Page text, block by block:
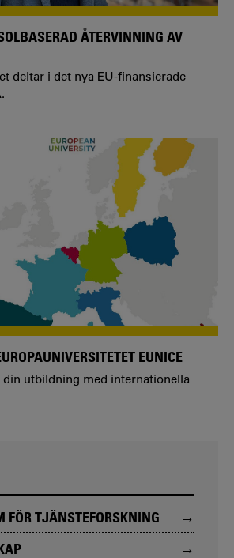
ÅTERVINNING AV
deltar i det nya EU-finansierade
EUNICE
utbildning med internationella
FÖR TJÄNSTEFORSKNING